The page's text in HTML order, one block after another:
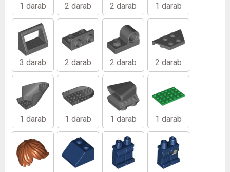
1 darab 2 darab 2 darab 1 darab
3 darab 2 darab 2 darab 2 darab
1 darab 1 darab 1 darab 1 darab